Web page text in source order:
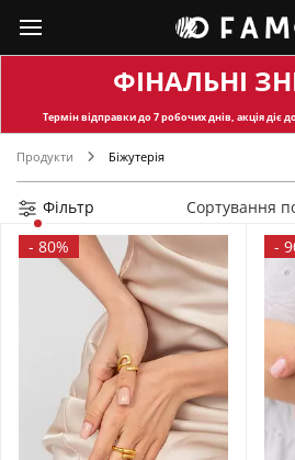
ФІНАЛЬНІ
Термін відправкидо 7 робочих днів, акція діє
Продукти Біжутерія
Фільтр
Сортування
- 80% -